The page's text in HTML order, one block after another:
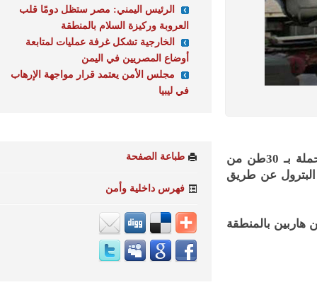
تمكنت قوات تأمين طريق القاهرة/السويس الصحراوى، من ضبط سيارة محملة بـ 30طن من
عن طريق
بالمنطقة
الرئيس اليمني: مصر ستظل دومًا قلب
العروبة وركيزة السلام بالمنطقة
الخارجية تشكل غرفة عمليات لمتابعة
أوضاع المصريين في اليمن
مجلس الأمن يعتمد قرار مواجهة الإرهاب
في ليبيا
طباعة الصفحة
فهرس داخلية وأمن